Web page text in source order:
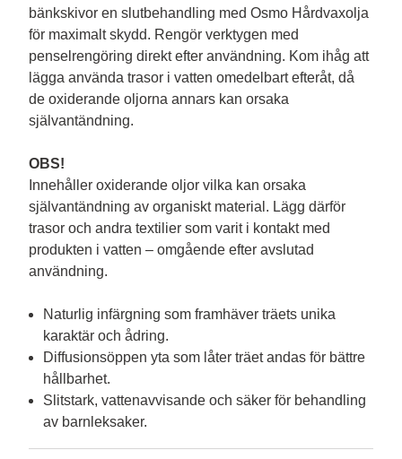
bänkskivor en slutbehandling med Osmo Hårdvaxolja
för maximalt skydd. Rengör verktygen med
penselrengöring direkt efter användning. Kom ihåg att
lägga använda trasor i vatten omedelbart efteråt, då
de oxiderande oljorna annars kan orsaka
självantändning.
OBS!
Innehåller oxiderande oljor vilka kan orsaka
självantändning av organiskt material. Lägg därför
trasor och andra textilier som varit i kontakt med
produkten i vatten – omgående efter avslutad
Naturlig infärgning som framhäver träets unika
karaktär och ådring.
Diffusionsöppen yta som låter träet andas för bättre
hållbarhet.
Slitstark, vattenavvisande och säker för behandling
av barnleksaker.